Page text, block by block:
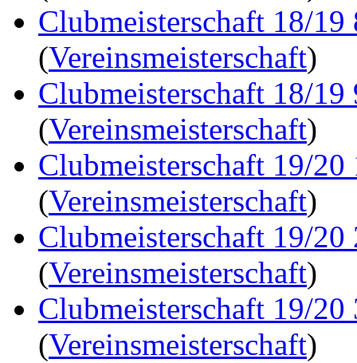
Clubmeisterschaft 18/19
(Vereinsmeisterschaft)
Clubmeisterschaft 18/19
(Vereinsmeisterschaft)
Clubmeisterschaft 19/20
(Vereinsmeisterschaft)
Clubmeisterschaft 19/20
(Vereinsmeisterschaft)
Clubmeisterschaft 19/20
(Vereinsmeisterschaft)